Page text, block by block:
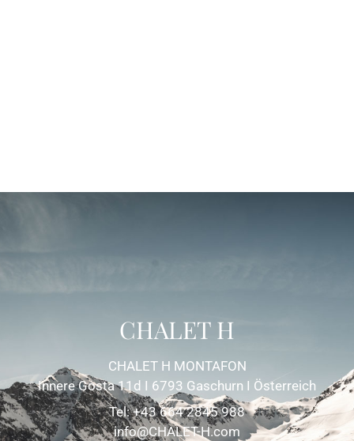
CHALET H
CHALET H MONTAFON
Innere Gosta 11d I 6793 Gaschurn I Österreich
Tel: +43 664 2845 988
info@CHALET-H.com